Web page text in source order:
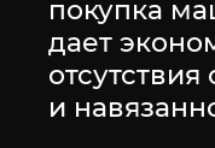
покупка
дает
и